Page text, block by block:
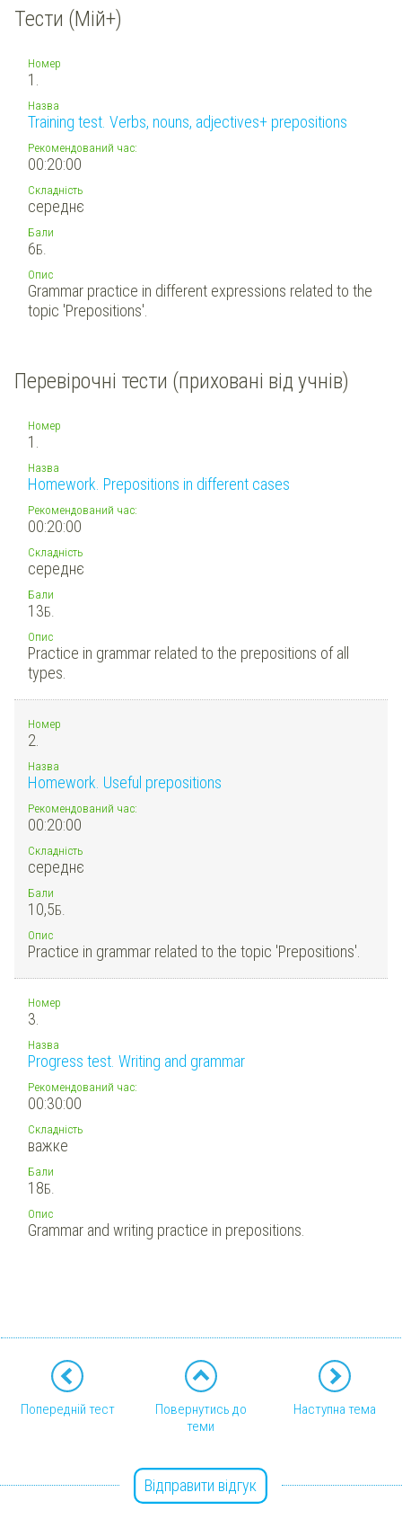
Тести (Мій+)
Номер
1.
Назва
Training test. Verbs, nouns, adjectives+ prepositions
Рекомендований час:
00:20:00
Складність
середнє
Бали
6Б.
Опис
Grammar practice in different expressions related to the
topic 'Prepositions'.
Перевірочні тести (приховані від учнів)
Номер
1.
Назва
Homework. Prepositions in different cases
Рекомендований час:
00:20:00
Складність
середнє
Бали
13Б.
Опис
Practice in grammar related to the prepositions of all
types.
Номер
2.
Назва
Homework. Useful prepositions
Рекомендований час:
00:20:00
Складність
середнє
Бали
10,5Б.
Опис
Practice in grammar related to the topic 'Prepositions'.
Номер
3.
Назва
Progress test. Writing and grammar
Рекомендований час:
00:30:00
Складність
важке
Бали
18Б.
Опис
Grammar and writing practice in prepositions.
Попередній тест
Повернутись до
теми
Наступна тема
Відправити відгук